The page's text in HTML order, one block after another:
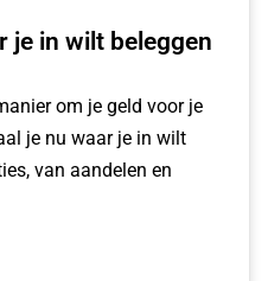
je in wilt beleggen
om je geld voor je
je nu waar je in wilt
van aandelen en